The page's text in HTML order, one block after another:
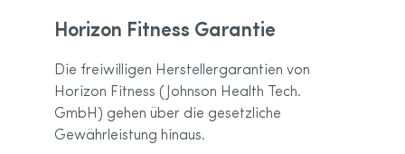
Horizon Fitness Garantie
Die freiwilligen Herstellergarantien von
Horizon Fitness (Johnson Health Tech.
GmbH) gehen über die gesetzliche
Gewährleistung hinaus.